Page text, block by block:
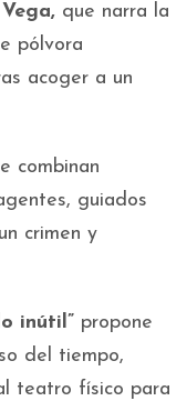
que narra la
pólvora
acoger a un
combinan
guiados
crimen y
inútil” propone
del tiempo,
teatro físico para